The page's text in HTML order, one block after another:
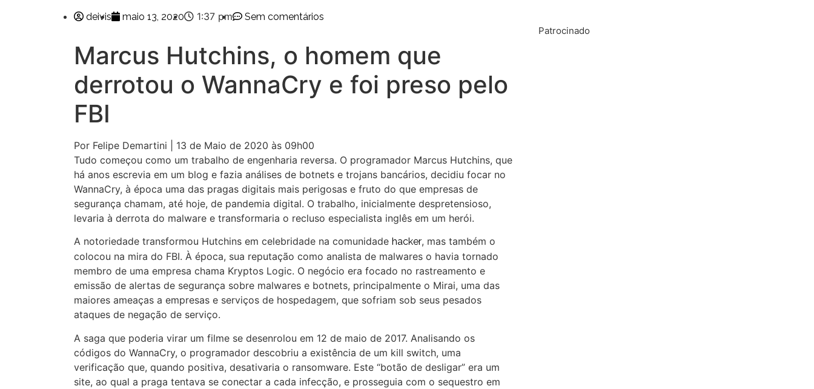
deivis maio 13, 2020 1:37 pm Sem comentários
Marcus Hutchins, o homem que
derrotou o WannaCry e foi preso pelo
FBI
Por Felipe Demartini | 13 de Maio de 2020 às 09h00
Tudo começou como um trabalho de engenharia reversa. O programador Marcus Hutchins, que
há anos escrevia em um blog e fazia análises de botnets e trojans bancários, decidiu focar no
WannaCry, à época uma das pragas digitais mais perigosas e fruto do que empresas de
segurança chamam, até hoje, de pandemia digital. O trabalho, inicialmente despretensioso,
levaria à derrota do malware e transformaria o recluso especialista inglês em um herói.
A notoriedade transformou Hutchins em celebridade na comunidade hacker, mas também o
colocou na mira do FBI. À época, sua reputação como analista de malwares o havia tornado
membro de uma empresa chama Kryptos Logic. O negócio era focado no rastreamento e
emissão de alertas de segurança sobre malwares e botnets, principalmente o Mirai, uma das
maiores ameaças a empresas e serviços de hospedagem, que sofriam sob seus pesados
ataques de negação de serviço.
A saga que poderia virar um filme se desenrolou em 12 de maio de 2017. Analisando os
códigos do WannaCry, o programador descobriu a existência de um kill switch, uma
verificação que, quando positiva, desativaria o ransomware. Este “botão de desligar” era um
site, ao qual a praga tentava se conectar a cada infecção, e prosseguia com o sequestro em
Patrocinado